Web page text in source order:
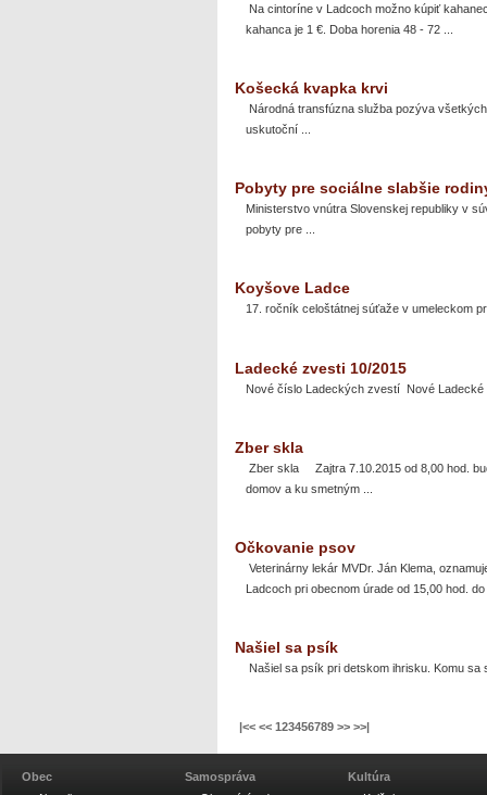
Na cintoríne v Ladcoch možno kúpiť
kahanca je 1 €. Doba horenia 48 - 72 ...
Košecká kvapka krvi
Národná transfúzna služba pozýva
uskutoční ...
Pobyty pre sociálne slabšie
Ministerstvo vnútra Slovenskej republiky v
pobyty pre ...
Koyšove Ladce
17. ročník celoštátnej súťaže v umeleckom
Ladecké zvesti 10/2015
Nové číslo Ladeckých zvestí Nové
Zber skla
Zber skla Zajtra 7.10.2015 od 8,00 hod.
domov a ku smetným ...
Očkovanie psov
Veterinárny lekár MVDr. Ján Klema,
Ladcoch pri obecnom úrade od 15,00 hod. do
Našiel sa psík
Našiel sa psík pri detskom ihrisku. Komu sa
|<< << 123456789 >> >>|
Obec
Samospráva
Kultúra